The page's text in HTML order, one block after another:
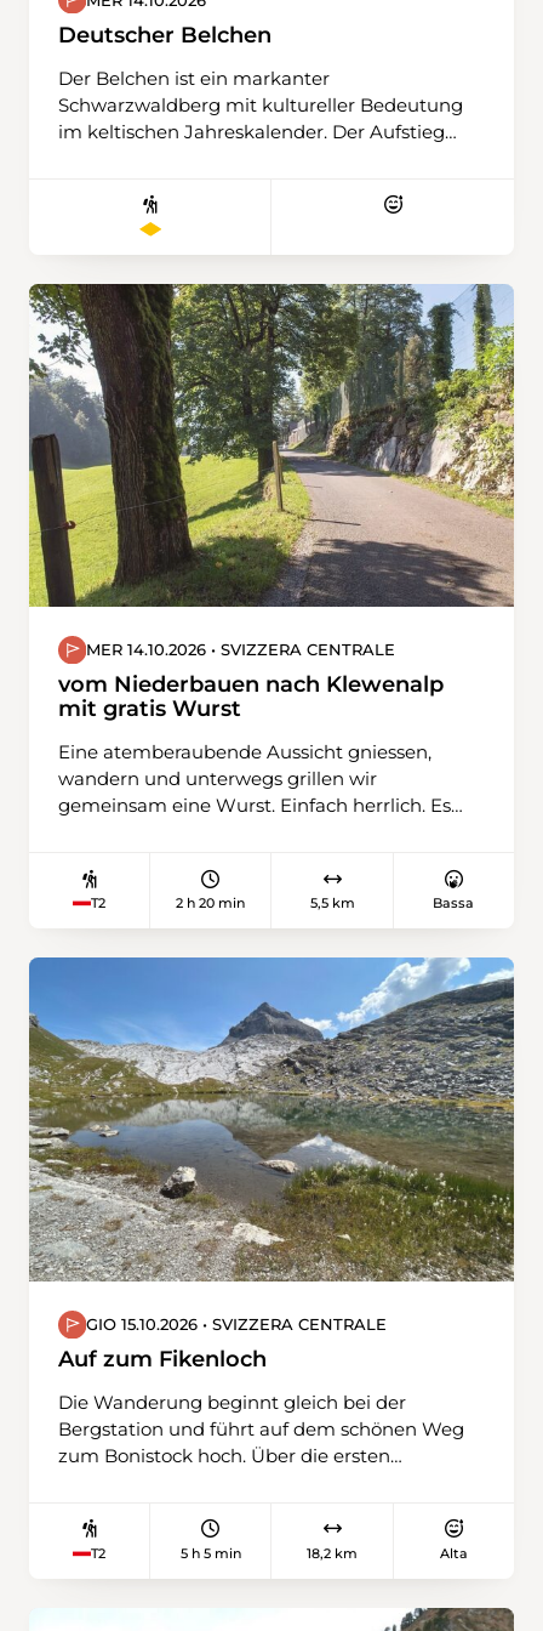
Deutscher Belchen
Der Belchen ist ein markanter
Schwarzwaldberg mit kultureller Bedeutung
im keltischen Jahreskalender. Der Aufstieg
Danach geht es hinauf zum Belchenhaus, wo
wir unser Picknick einnehmen. Anschliessend
Rundweg weiter zum Gipfel. Bei klarer Sicht
bietet sich eine beeindruckende Rundumsicht
bis zu den Alpen und Vogesen. Der Abstieg
erfolgt über die alte Strasse, die in weiten
Kehren talwärts führt und einen angenehmen
Rückweg ermöglicht.
MER 14.10.2026 • SVIZZERA CENTRALE
vom Niederbauen nach Klewenalp
mit gratis Wurst
Eine atemberaubende Aussicht gniessen,
wandern und unterwegs grillen wir
gemeinsam eine Wurst. Einfach herrlich. Es
T2 2 h 20 min 5,5 km Bassa
GIO 15.10.2026 • SVIZZERA CENTRALE
Auf zum Fikenloch
Die Wanderung beginnt gleich bei der
Bergstation und führt auf dem schönen Weg
zum Bonistock hoch. Über die ersten
geschotterten Alpstrasse geht es bis zur
Bartgeierstation Hengliboden. Hoffentlich
T2 5 h 5 min 18,2 km Alta